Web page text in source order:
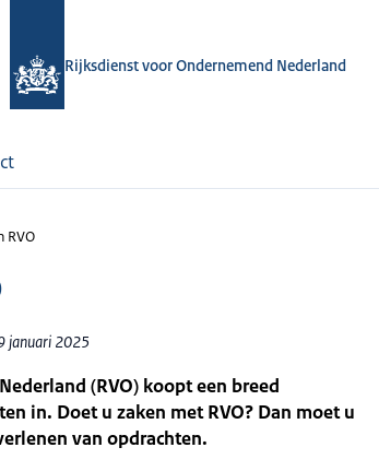
Rijksdienst voor Ondernemend Nederland
RVO
januari 2025
(RVO) koopt een breed
in. Doet u zaken met RVO? Dan moet u
van opdrachten.